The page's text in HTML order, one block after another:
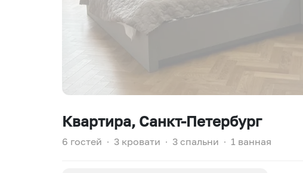
Квартира, Санкт-Петербург
6 гостей ∙ 3 кровати ∙ 3 спальни ∙ 1 ванная